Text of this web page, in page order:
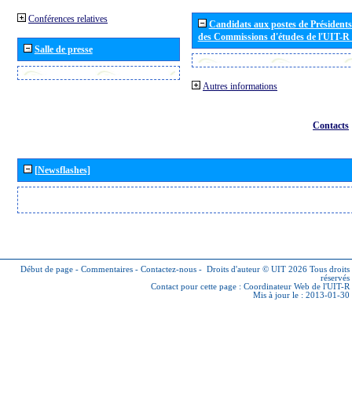
Conférences relatives
Salle de presse
Candidats aux postes de
des Commissions d'études de l'UIT-
Autres informations
Contacts
[Newsflashes]
Début de page - Commentaires - Contactez-nous - Droits d'auteur © UIT 2026 Tous droits
réservés
Contact pour cette page : Coordinateur Web de l'UIT-R
Mis à jour le : 2013-01-30